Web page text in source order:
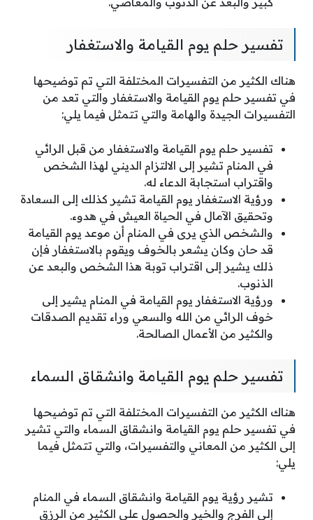
تفسير حلم يوم القيامة والاستغفار
هناك الكثير من التفسيرات المختلفة التي تم توضيحها
في تفسير حلم يوم القيامة والاستغفار والتي تعد من
التفسيرات الجيدة والهامة والتي تتمثل فيما يلي:
تفسير حلم يوم القيامة والاستغفار من قبل الرائي
في المنام تشير إلى الالتزام الديني لهذا الشخص
واقتراب استجابة الدعاء له.
ورؤية الاستغفار يوم القيامة تشير كذلك إلى السعادة
وتحقيق الآمال في الحياة العيش في هدوء.
والشخص الذي يرى في المنام أن موعد يوم القيامة
قد حان وكان يشعر بالخوف ويقوم بالاستغفار فإن
ذلك يشير إلى اقتراب توبة هذا الشخص والبعد عن
الذنوب.
ورؤية الاستغفار يوم القيامة في المنام يشير إلى
خوف الرائي من الله والسعي وراء تقديم الصدقات
والكثير من الأعمال الصالحة.
تفسير حلم يوم القيامة وانشقاق السماء
هناك الكثير من التفسيرات المختلفة التي تم توضيحها
في تفسير حلم يوم القيامة وانشقاق السماء والتي تشير
إلى الكثير من المعاني والتفسيرات، والتي تتمثل فيما
يلي:
تشير رؤية يوم القيامة وانشقاق السماء في المنام
إلى الفرج والخير والحصول على الكثير من الرزق